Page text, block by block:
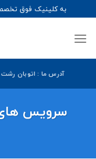
to
content
به کلینیک فوق
آدرس ما : اتوبان رشت
سرویس